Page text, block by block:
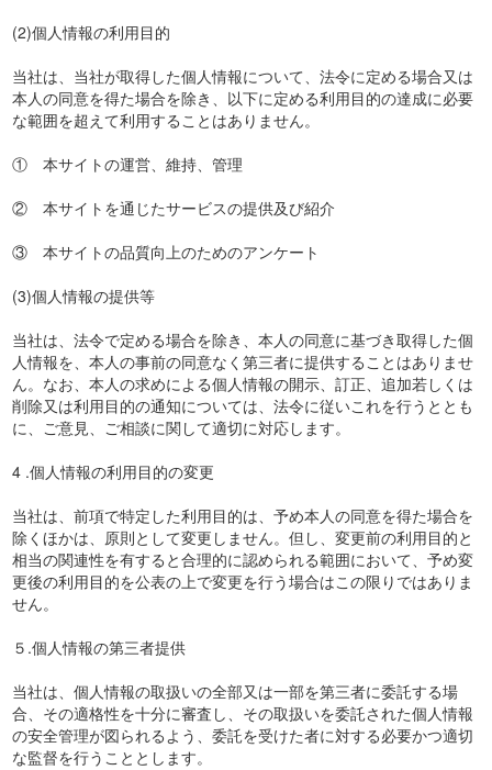
(2)個人情報の利用目的
当社は、当社が取得した個人情報について、法令に定める場合又は
本人の同意を得た場合を除き、以下に定める利用目的の達成に必要
な範囲を超えて利用することはありません。
① 本サイトの運営、維持、管理
② 本サイトを通じたサービスの提供及び紹介
③ 本サイトの品質向上のためのアンケート
(3)個人情報の提供等
当社は、法令で定める場合を除き、本人の同意に基づき取得した個
人情報を、本人の事前の同意なく第三者に提供することはありませ
ん。なお、本人の求めによる個人情報の開示、訂正、追加若しくは
削除又は利用目的の通知については、法令に従いこれを行うととも
に、ご意見、ご相談に関して適切に対応します。
4 .個人情報の利用目的の変更
当社は、前項で特定した利用目的は、予め本人の同意を得た場合を
除くほかは、原則として変更しません。但し、変更前の利用目的と
相当の関連性を有すると合理的に認められる範囲において、予め変
更後の利用目的を公表の上で変更を行う場合はこの限りではありま
せん。
５.個人情報の第三者提供
当社は、個人情報の取扱いの全部又は一部を第三者に委託する場
合、その適格性を十分に審査し、その取扱いを委託された個人情報
の安全管理が図られるよう、委託を受けた者に対する必要かつ適切
な監督を行うこととします。